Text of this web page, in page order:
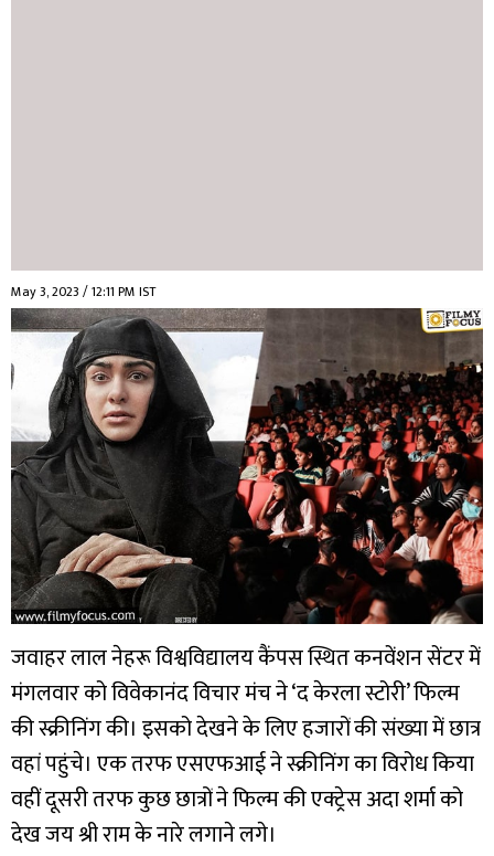
May 3, 2023 / 12:11 PM IST
जवाहर लाल नेहरू विश्वविद्यालय कैंपस स्थित कनवेंशन सेंटर में
मंगलवार को विवेकानंद विचार मंच ने ‘द केरला स्टोरी’ फिल्म
की स्क्रीनिंग की। इसको देखने के लिए हजारों की संख्या में छात्र
वहां पहुंचे। एक तरफ एसएफआई ने स्क्रीनिंग का विरोध किया
वहीं दूसरी तरफ कुछ छात्रों ने फिल्म की एक्ट्रेस अदा शर्मा को
देख जय श्री राम के नारे लगाने लगे।